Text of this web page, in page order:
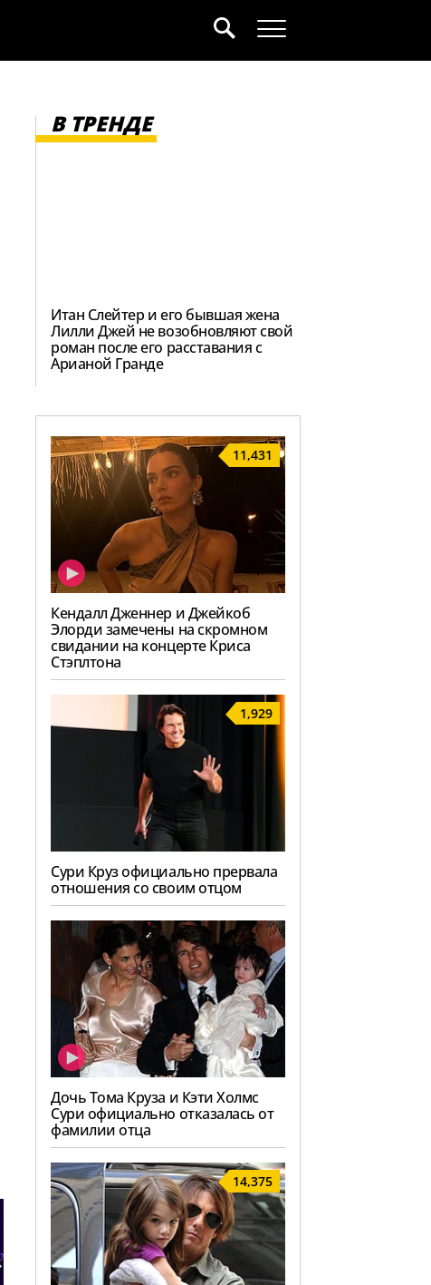
В ТРЕНДЕ
Итан Слейтер и его бывшая жена
Лилли Джей не возобновляют свой
роман после его расставания с
Арианой Гранде
11,431
Кендалл Дженнер и Джейкоб
Элорди замечены на скромном
свидании на концерте Криса
Стэплтона
1,929
Сури Круз официально прервала
отношения со своим отцом
Дочь Тома Круза и Кэти Холмс
Сури официально отказалась от
фамилии отца
14,375